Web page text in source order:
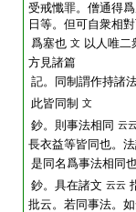
受戒懺罪。僧通得
日等。但可自衆相
爲塞也 文 以人唯二
方見諸篇
記。同制謂作持諸
此皆同制 文
鈔。則事法相同 云
長衣益等皆同也。
是同名爲事法相同
鈔。具在諸文 云云
批云。若同事法。